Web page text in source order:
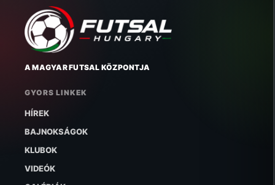
A MAGYAR FUTSAL KÖZPONTJA
GYORS LINKEK
HÍREK
BAJNOKSÁGOK
KLUBOK
VIDEÓK